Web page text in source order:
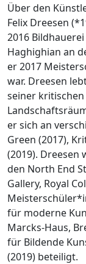
Über den
Felix Dreesen
2016
Haghighian an
er 2017
war. Dreesen
seiner
er sich an
Green (2017),
(2019). Dreesen
den North End
Gallery, Royal
für moderne
Marcks-Haus,
für Bildende
(2019) beteiligt.